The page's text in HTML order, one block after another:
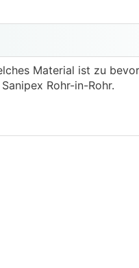
Material ist zu
Rohr-in-Rohr.